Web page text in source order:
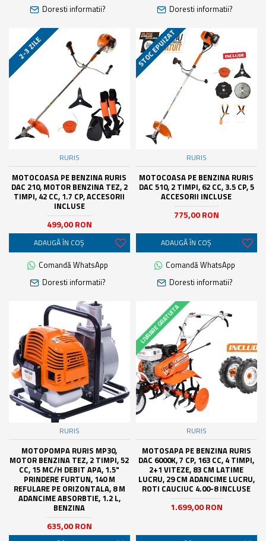
Doresti informatii?
Doresti informatii?
2-3 ZILE
RURIS
MOTOCOASA PE BENZINA RURIS
DAC 210, MOTOR BENZINA TEZ, 2
TIMPI, 42 CC, 1.7 CP, ACCESORII
INCLUSE
499,00 RON
ADAUGĂ ÎN COŞ
Comandă WhatsApp
Doresti informatii?
STOC EPUIZAT
RURIS
MOTOCOASA PE BENZINA RURIS
DAC 510, 2 TIMPI, 62 CC, 3.5 CP, 5
ACCESORII INCLUSE
775,00 RON
ADAUGĂ ÎN COŞ
Comandă WhatsApp
Doresti informatii?
RURIS
MOTOPOMPA RURIS MP30,
MOTOR BENZINA TEZ, 2 TIMPI, 52
CC, 15 MC/H DEBIT APA, 1.5"
PRINDERE FURTUN, 140 M
REFULARE PE ORIZONTALA, 8 M
ADANCIME ABSORBTIE, 1.2 L,
BENZINA
635,00 RON
LIVRARE GRATUITA
RURIS
MOTOSAPA PE BENZINA RURIS
DAC 6000K, 7 CP, 163 CC, 4 TIMPI,
2+1 VITEZE, 83 CM LATIME
LUCRU, 29 CM ADANCIME LUCRU,
ROTI CAUCIUC 4.00-8 INCLUSE
1.699,00 RON